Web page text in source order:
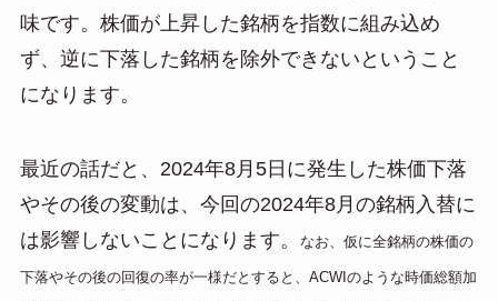
味です。株価が上昇した銘柄を指数に組み込め
ず、逆に下落した銘柄を除外できないということ
になります。
最近の話だと、2024年8月5日に発生した株価下落
やその後の変動は、今回の2024年8月の銘柄入替に
は影響しないことになります。
なお、仮に全銘柄の株価の
下落やその後の回復の率が一様だとすると、ACWIのような時価総額加